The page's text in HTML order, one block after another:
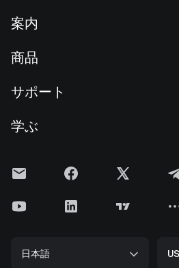
案内
ニュースルーム
F1 Oracle Red Bull Racing 公式スポン
クッキーポリシー
準備金証明
商品
現物取引
投資センター
サポート
手数料
上場申請
学ぶ
Gateニュース
日本語